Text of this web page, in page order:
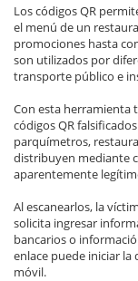
Los códigos QR
el menú de un
promociones hasta
son utilizados por
transporte público e
Con esta herramienta
códigos QR
parquímetros,
distribuyen mediante
aparentemente
Al escanearlos, la
solicita ingresar
bancarios o
enlace puede iniciar la
móvil.